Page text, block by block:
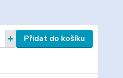
Přidat do košíku